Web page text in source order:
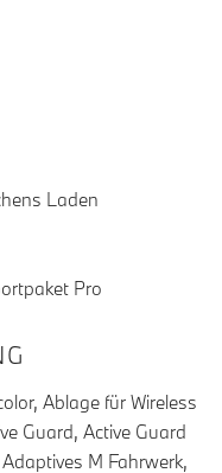
Laden
Pro
Ablage für Wireless
Guard, Active Guard
M Fahrwerk,